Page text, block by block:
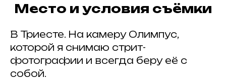
Место и условия съёмки
В Триесте. На камеру Олимпус,
которой я снимаю стрит-
фотографии и всегда беру её с
собой.
#
#ArtkokoPortraitAwards2026
Публикуйте работы,
делитесь с друзьями
и отмечайте нас
хештегом в соц. сетях